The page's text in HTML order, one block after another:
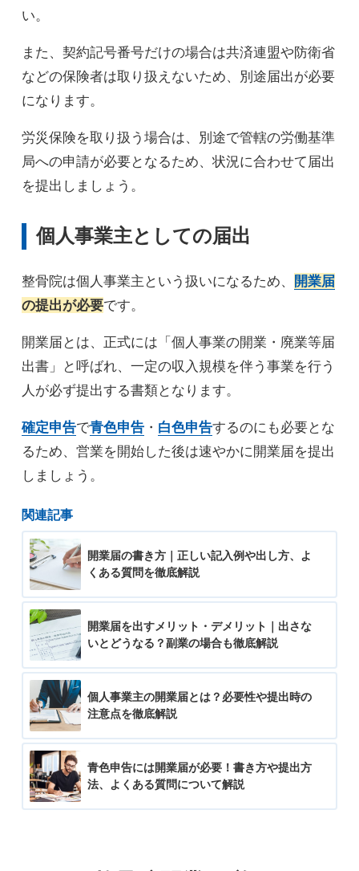
い。
また、契約記号番号だけの場合は共済連盟や防衛省
などの保険者は取り扱えないため、別途届出が必要
になります。
労災保険を取り扱う場合は、別途で管轄の労働基準
局への申請が必要となるため、状況に合わせて届出
を提出しましょう。
個人事業主としての届出
整骨院は個人事業主という扱いになるため、
開業届
の提出が必要です。
開業届とは、正式には「個人事業の開業・廃業等届
出書」と呼ばれ、一定の収入規模を伴う事業を行う
人が必ず提出する書類となります。
確定申告で青色申告・ 白色申告するのにも必要とな
るため、営業を開始した後は速やかに開業届を提出
しましょう。
関連記事
開業届の書き方｜正しい記入例や出し方、よ
くある質問を徹底解説
開業届を出すメリット・デメリット｜出さな
いとどうなる？副業の場合も徹底解説
個人事業主の開業届とは？必要性や提出時の
注意点を徹底解説
青色申告には開業届が必要！書き方や提出方
法、よくある質問について解説